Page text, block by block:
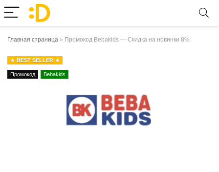
Главная страница » Промокод Bebakids — Скидка на новинки 8%
BEST SELLER
Промокод Bebakids